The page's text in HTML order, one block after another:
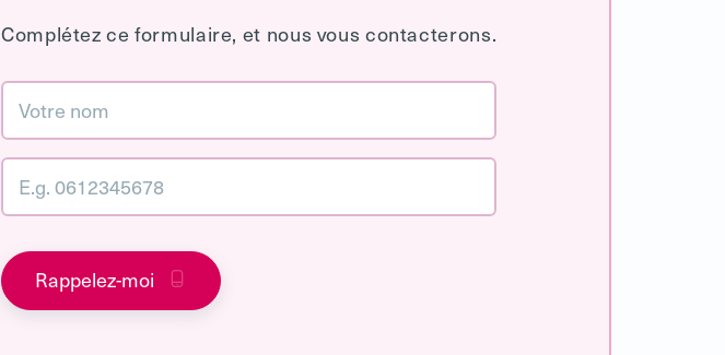
Complétez ce formulaire, et nous vous contacterons.
Rappelez-moi